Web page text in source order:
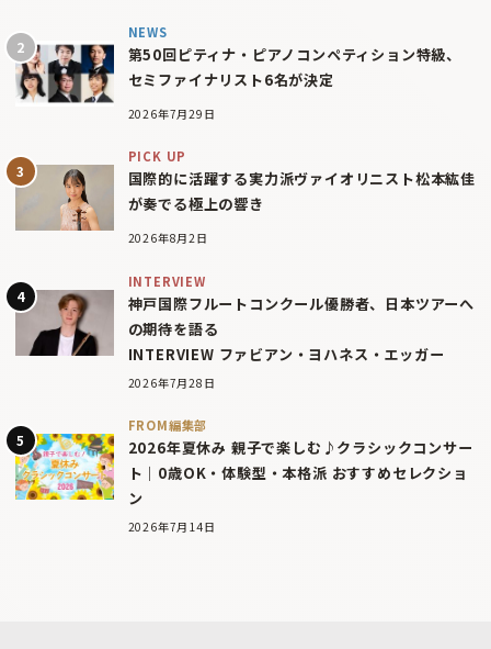
NEWS
第50回ピティナ・ピアノコンペティション特級、
セミファイナリスト6名が決定
2026年7月29日
PICK UP
国際的に活躍する実力派ヴァイオリニスト松本紘佳
が奏でる極上の響き
2026年8月2日
INTERVIEW
神戸国際フルートコンクール優勝者、日本ツアーへ
の期待を語る
INTERVIEW ファビアン・ヨハネス・エッガー
2026年7月28日
FROM編集部
2026年夏休み 親子で楽しむ♪クラシックコンサー
ト｜0歳OK・体験型・本格派 おすすめセレクショ
ン
2026年7月14日